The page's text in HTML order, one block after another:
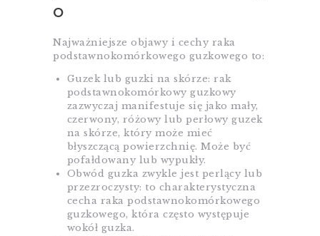
o
Najważniejsze objawy i cechy raka
podstawnokomórkowego guzkowego to:
Guzek lub guzki na skórze: rak
podstawnokomórkowy guzkowy
zazwyczaj manifestuje się jako mały,
czerwony, różowy lub perłowy guzek
na skórze, który może mieć
błyszczącą powierzchnię. Może być
pofałdowany lub wypukły.
Obwód guzka zwykle jest perlący lub
przezroczysty: to charakterystyczna
cecha raka podstawnokomórkowego
guzkowego, która często występuje
wokół guzka.